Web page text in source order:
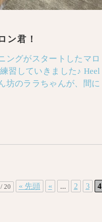
ン君！
ングがスタートしたマロ
習していきました♪ Heel
坊のララちゃんが、間に
20 « 先頭 « ... 2 3 4